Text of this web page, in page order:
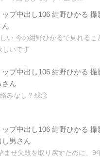
ップ中出し106 紺野ひかる 撮
ん
い 今の紺野ひかるで見れるこ
しいです
ップ中出し106 紺野ひかる 撮
さん
みなし？残念
ップ中出し106 紺野ひかる 撮
男さん
ませ失敗を取り戻すために、9